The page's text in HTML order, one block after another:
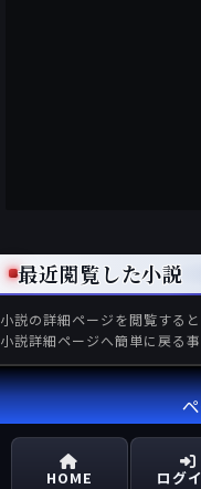
最近閲覧した小説
小説の詳細ページを閲覧する
小説詳細ページへ簡単に戻る事
HOME ログ